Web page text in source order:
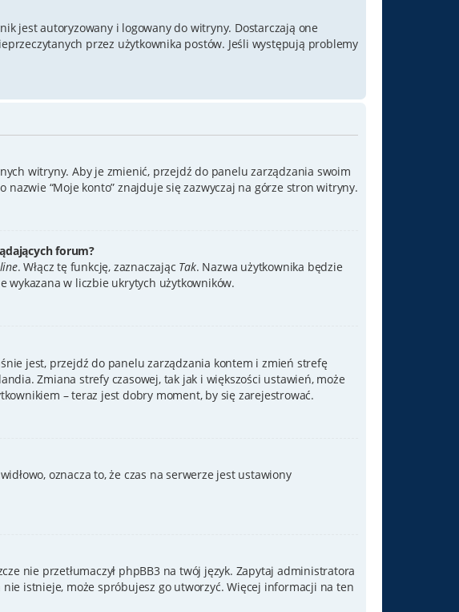
jest autoryzowany i logowany do witryny. Dostarczają one
przez użytkownika postów. Jeśli występują problemy
witryny. Aby je zmienić, przejdź do panelu zarządzania swoim
“Moje konto” znajduje się zazwyczaj na górze stron witryny.
forum?
. Włącz tę funkcję, zaznaczając Tak. Nazwa użytkownika będzie
w liczbie ukrytych użytkowników.
jest, przejdź do panelu zarządzania kontem i zmień strefę
Zmiana strefy czasowej, tak jak i większości ustawień, może
– teraz jest dobry moment, by się zarejestrować.
oznacza to, że czas na serwerze jest ustawiony
nie przetłumaczył phpBB3 na twój język. Zapytaj administratora
istnieje, może spróbujesz go utworzyć. Więcej informacji na ten